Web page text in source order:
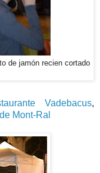
de jamón recien cortado
Vadebacus,
Mont-Ral